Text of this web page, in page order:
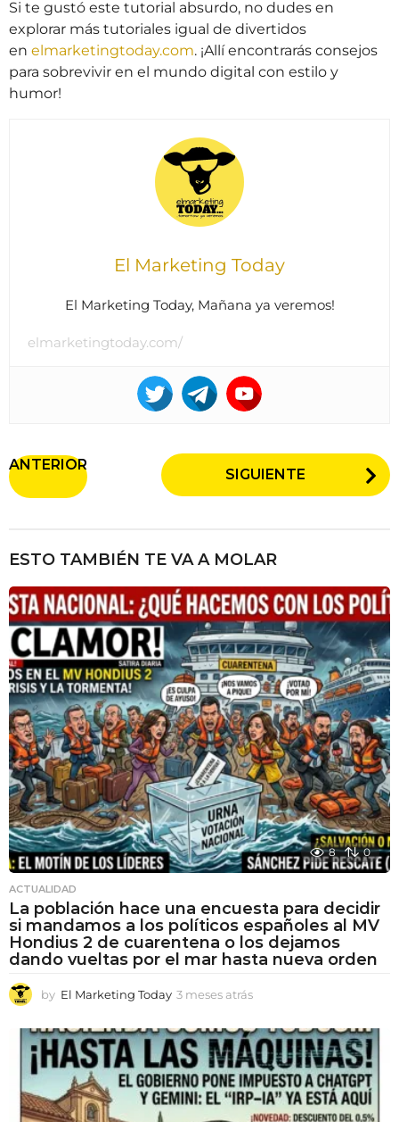
Si te gustó este tutorial absurdo, no dudes en
explorar más tutoriales igual de divertidos
en elmarketingtoday.com. ¡Allí encontrarás consejos
para sobrevivir en el mundo digital con estilo y
humor!
El Marketing Today
El Marketing Today, Mañana ya veremos!
elmarketingtoday.com/
P
o
P
a
g
i
n
a
t
i
o
n
ANTERIOR
SIGUIENTE
ESTO TAMBIÉN TE VA A MOLAR
8 0
ACTUALIDAD
La población hace una encuesta para decidir
si mandamos a los políticos españoles al MV
Hondius 2 de cuarentena o los dejamos
dando vueltas por el mar hasta nueva orden
by El Marketing Today 3 meses atrás
e
s
e
s
a
t